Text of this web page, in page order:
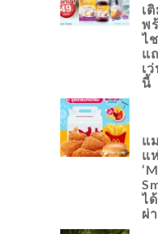
เ
พ
ไ
แ
เ
นี้
แ
แ
ไ
ผ่